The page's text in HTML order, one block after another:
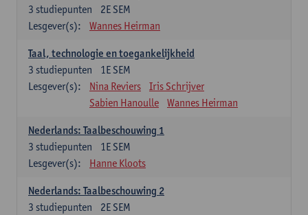
2E SEM
3 studiepunten
Lesgever(s):
Wannes Heirman
Taal, technologie en toegankelijkheid
1E SEM
3 studiepunten
Lesgever(s):
Nina Reviers
Iris Schrijver
Sabien Hanoulle
Wannes Heirman
Nederlands: Taalbeschouwing 1
1E SEM
3 studiepunten
Lesgever(s):
Hanne Kloots
Nederlands: Taalbeschouwing 2
2E SEM
3 studiepunten